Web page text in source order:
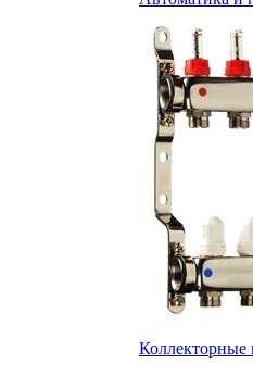
Коллекторные